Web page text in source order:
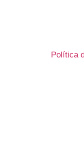
Política